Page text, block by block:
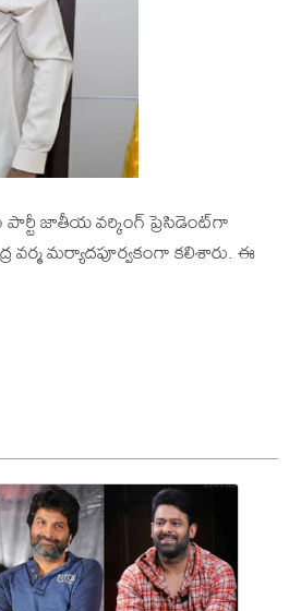
పార్టీ జాతీయ వర్కింగ్ ప్రెసిడెంట్‌గా
వర్మ మర్యాదపూర్వకంగా కలిశారు. ఈ